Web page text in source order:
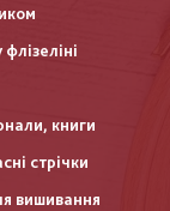
книги
стрічки
вишивання